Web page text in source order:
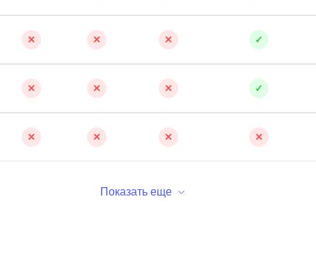
✕ ✕ ✕ ✓
✕ ✕ ✕ ✓
✕ ✕ ✕ ✕
Показать еще